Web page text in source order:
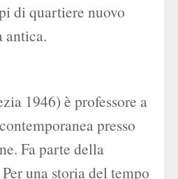
di quartiere nuovo
antica.
1946) è professore a
presso
Fa parte della
una storia del tempo